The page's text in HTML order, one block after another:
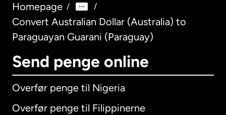
Homepage / /
Convert Australian Dollar (Australia) to
Paraguayan Guarani (Paraguay)
Send penge online
Overfør penge til Nigeria
Overfør penge til Filippinerne